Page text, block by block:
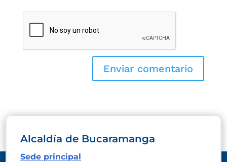
Alcaldía de Bucaramanga
Sede principal